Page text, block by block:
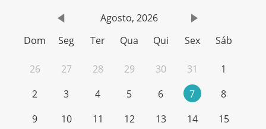
Agosto, 2026
Dom
Seg Ter Qua Qui Sex Sáb
26 27 28 29 30 31
1
2
3 4 5 6 7
8
9
10 11 12 13 14
15